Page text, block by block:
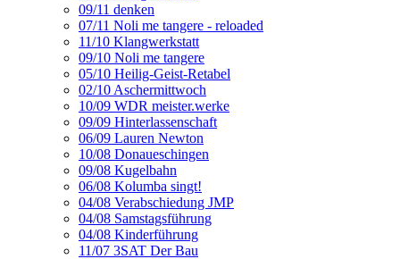
09/11 denken
07/11 Noli me tangere - reloaded
11/10 Klangwerkstatt
09/10 Noli me tangere
05/10 Heilig-Geist-Retabel
02/10 Aschermittwoch
10/09 WDR meister.werke
09/09 Hinterlassenschaft
06/09 Lauren Newton
10/08 Donaueschingen
09/08 Kugelbahn
06/08 Kolumba singt!
04/08 Verabschiedung JMP
04/08 Samstagsführung
04/08 Kinderführung
11/07 3SAT Der Bau